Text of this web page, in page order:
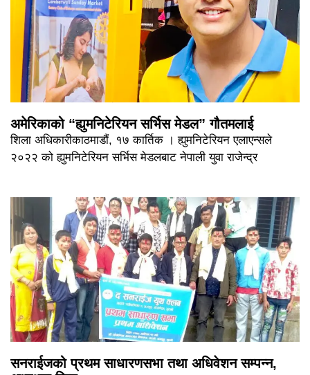
अमेरिकाको “ह्युमनिटेरियन सर्भिस मेडल” गौतमलाई
शिला अधिकारीकाठमाडौं, १७ कार्तिक । ह्युमनिटेरियन एलाएन्सले
२०२२ को ह्युमनिटेरियन सर्भिस मेडलबाट नेपाली युवा राजेन्द्र
सनराईजको प्रथम साधारणसभा तथा अधिवेशन सम्पन्न,